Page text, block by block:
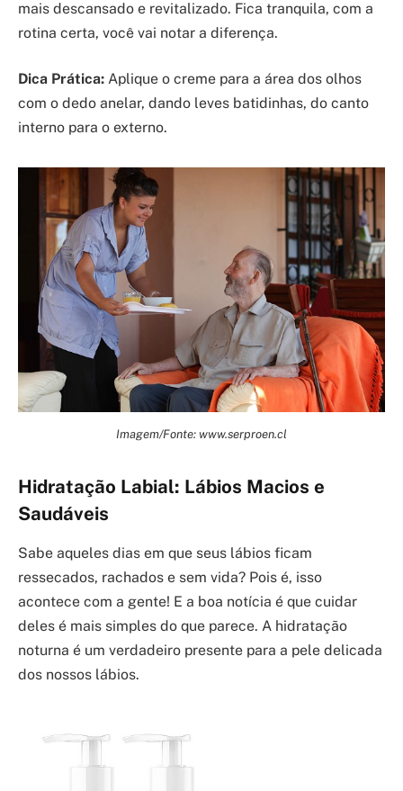
mais descansado e revitalizado. Fica tranquila, com a
rotina certa, você vai notar a diferença.
Dica Prática: Aplique o creme para a área dos olhos
com o dedo anelar, dando leves batidinhas, do canto
interno para o externo.
Imagem/Fonte: www.serproen.cl
Hidratação Labial: Lábios Macios e
Saudáveis
Sabe aqueles dias em que seus lábios ficam
ressecados, rachados e sem vida? Pois é, isso
acontece com a gente! E a boa notícia é que cuidar
deles é mais simples do que parece. A hidratação
noturna é um verdadeiro presente para a pele delicada
dos nossos lábios.